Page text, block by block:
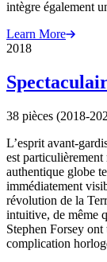
intègre également
Learn More
2018
38 pièces (2018-
L’esprit avant-
est particulièrement
authentique globe
immédiatement
révolution de la
intuitive, de même
Stephen Forsey
complication